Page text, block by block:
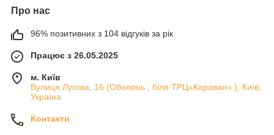
Про нас
96% позитивних з 104 відгуків за рік
Працює з 26.05.2025
м. Київ
Вулиця Лугова, 16 (Оболонь , біля ТРЦ«Караван» ), Київ,
Україна
Контакти